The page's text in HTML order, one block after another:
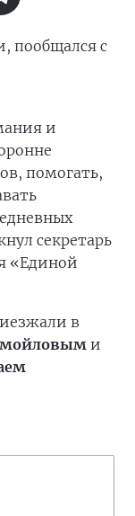
пообщался с
и
помогать,
секретарь
«Единой
в
и